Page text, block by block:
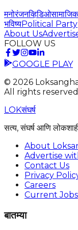
मनोरंजनव्हिडिओसामाजिक
भविष्यPolitical Party
About Us
FOLLOW US
GOOGLE PLAY
© 2026
All rights
LOKसंघर्ष
सत्य, संघर्ष आणि
About
Advertise
Contact Us
Privacy
Careers
Current Jobs
बातम्या